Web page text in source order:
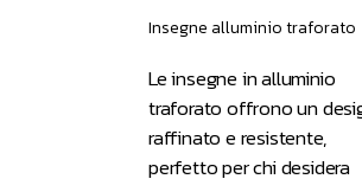
Insegne alluminio traforato
Le insegne in alluminio
traforato offrono un
raffinato e resistente,
perfetto per chi desidera